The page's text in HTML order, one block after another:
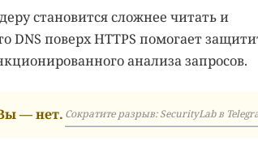
становится сложнее читать и
DNS поверх HTTPS помогает
анализа запросов.
— нет. Сократите разрыв: SecurityLab в